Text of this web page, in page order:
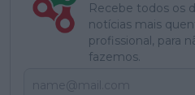
Recebe todos os
notícias mais
profissional, para
fazemos.